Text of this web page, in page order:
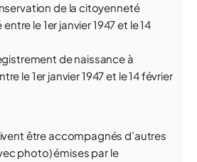
de la citoyenneté
le 1er janvier 1947 et le 14
de naissance à
le 1er janvier 1947 et le 14 février
être accompagnés d’autres
photo) émises par le